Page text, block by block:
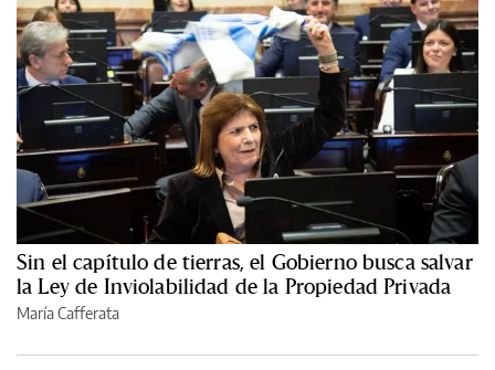
Sin el capítulo de tierras, el Gobierno busca salvar
la Ley de Inviolabilidad de la Propiedad Privada
María Cafferata